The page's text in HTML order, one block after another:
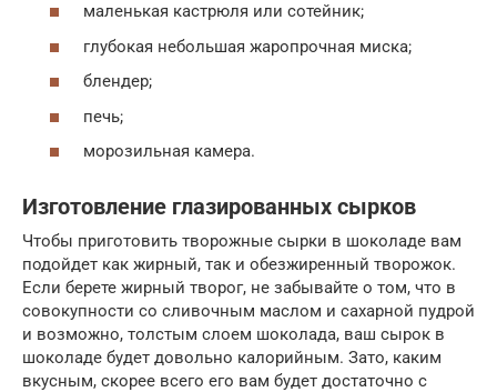
маленькая кастрюля или сотейник;
глубокая небольшая жаропрочная миска;
блендер;
печь;
морозильная камера.
Изготовление глазированных сырков
Чтобы приготовить творожные сырки в шоколаде вам
подойдет как жирный, так и обезжиренный творожок.
Если берете жирный творог, не забывайте о том, что в
совокупности со сливочным маслом и сахарной пудрой
и возможно, толстым слоем шоколада, ваш сырок в
шоколаде будет довольно калорийным. Зато, каким
вкусным, скорее всего его вам будет достаточно с